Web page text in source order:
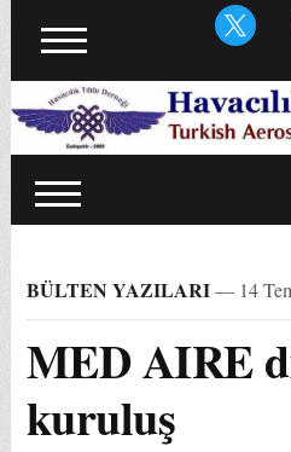
BÜLTEN YAZILARI— 14
MED AIRE
kuruluş